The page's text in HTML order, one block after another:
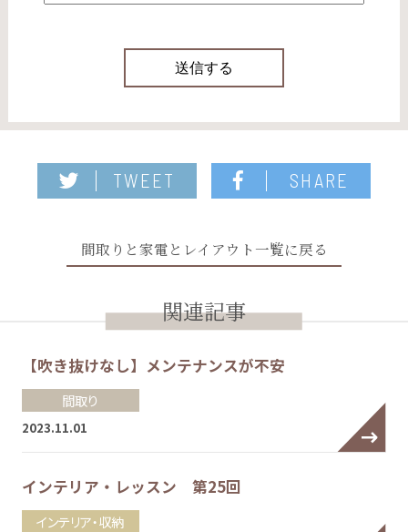
TWEET SHARE
間取りと家電とレイアウト一覧に戻る
関連記事
【吹き抜けなし】メンテナンスが不安
間取り
2023.11.01
インテリア・レッスン 第25回
インテリア・収納